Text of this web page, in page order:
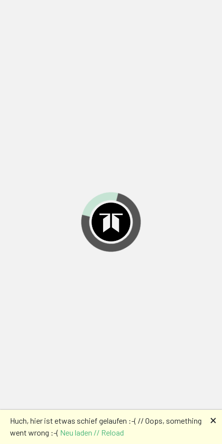
Huch, hier ist etwas schief gelaufen :-( // Oops, something
went wrong :-( Neu laden // Reload
🗙